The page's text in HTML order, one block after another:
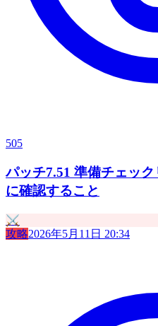
505
パッチ7.51 準備チェッ
に確認すること
⚔️
攻略2026年5月11日 20:34